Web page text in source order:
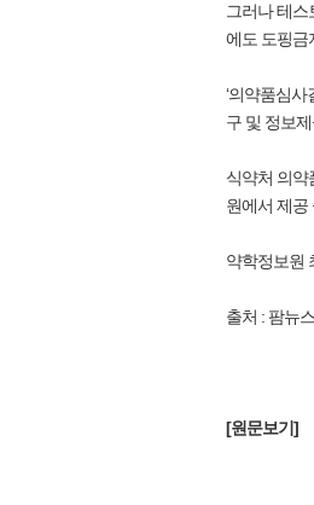
그러나 테
에도 도핑금
‘의약품심
구 및 정보
식약처 의약
원에서 제공
약학정보원
출처 : 팜뉴
[원문보기]